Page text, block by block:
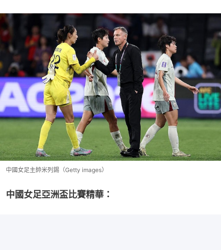
中國女足主帥米列錫（Getty images）
中國女足亞洲盃比賽精華：